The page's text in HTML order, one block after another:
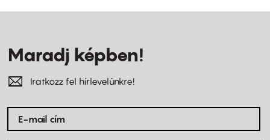
Maradj képben!
Iratkozz fel hírlevelünkre!